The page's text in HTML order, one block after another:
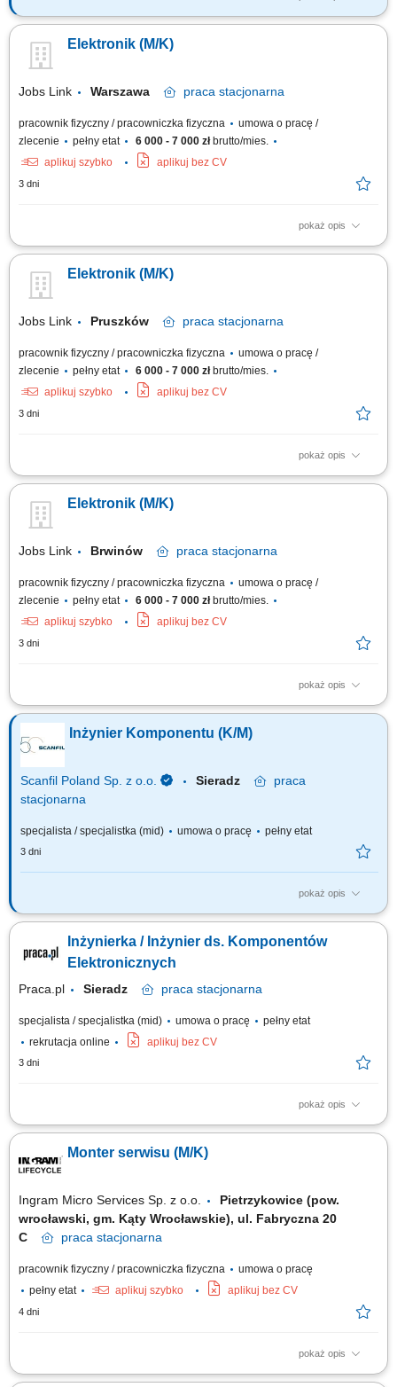
Będziesz odpowiadać za: wykonywanie przeglądów, obsługę codzienną
obsług technicznych, naprawę, wymianę elementów układów
energoelektronicznych napędu trakcyjnego oraz układów sterowania w
Elektronik (M/K)
Jobs Link Warszawa praca stacjonarna
pracownik fizyczny / pracowniczka fizyczna
umowa o pracę /
zlecenie
pełny etat 6 000 - 7 000 złbrutto/mies.
aplikuj szybko
aplikuj bez CV
3 dni
pokaż opis
- Proste prace montażowe i serwisowe Zakres obowiązków:
diagnozowanie podstawowych usterek; Lutowanie oraz montaż
podzespołów elektronicznych; Testowanie i kontrola poprawności
Elektronik (M/K)
Jobs Link Pruszków praca stacjonarna
pracownik fizyczny / pracowniczka fizyczna
umowa o pracę /
zlecenie
pełny etat 6 000 - 7 000 złbrutto/mies.
aplikuj szybko
aplikuj bez CV
3 dni
pokaż opis
- Proste prace montażowe i serwisowe Zakres obowiązków:
diagnozowanie podstawowych usterek; Lutowanie oraz montaż
podzespołów elektronicznych; Testowanie i kontrola poprawności
Elektronik (M/K)
Jobs Link Brwinów praca stacjonarna
pracownik fizyczny / pracowniczka fizyczna
umowa o pracę /
zlecenie
pełny etat 6 000 - 7 000 złbrutto/mies.
aplikuj szybko
aplikuj bez CV
3 dni
pokaż opis
- Proste prace montażowe i serwisowe Zakres obowiązków:
Wykonywanie prostych prac elektronicznych i montażowych; Proste
diagnozowanie podstawowych usterek; Lutowanie oraz montaż
podzespołów elektronicznych; Testowanie i kontrola poprawności
działania urządzeń;
Inżynier Komponentu (K/M)
Scanfil Poland Sp. z o.o. Sieradz
praca
stacjonarna
specjalista / specjalistka (mid) umowa o pracę pełny etat
3 dni
pokaż opis
Na czym będzie polegać Twoja praca? Współpraca z zespołem
producentów. Weryfikacja BOM i zapewnienie zgodności części z
wymaganiami klienta. Wspieranie procesu alternatywy komponentów
Inżynierka / Inżynier ds. Komponentów
Elektronicznych
Praca.pl Sieradz praca stacjonarna
specjalista / specjalistka (mid) umowa o pracę
pełny etat
rekrutacja online
aplikuj bez CV
3 dni
pokaż opis
Zakres obowiązków: Współpraca z zespołami inżynieryjnymi i
list materiałowych (BOM) i kontrola zgodności komponentów z
wymaganiami projektowymi; Poszukiwanie i wdrażanie alternatywnych
Monter serwisu (M/K)
Ingram Micro Services Sp. z o.o.
Pietrzykowice (pow.
wrocławski, gm. Kąty Wrocławskie), ul. Fabryczna 20
C
praca stacjonarna
pracownik fizyczny / pracowniczka fizyczna
umowa o pracę
pełny etat
aplikuj szybko aplikuj bez CV
4 dni
pokaż opis
Opis stanowiska Samodzielne diagnozowanie nieprawidłowości w